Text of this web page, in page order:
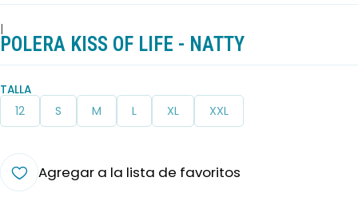
|
POLERA KISS OF LIFE - NATTY
TALLA
12 S M L XL XXL
Agregar a la lista de favoritos